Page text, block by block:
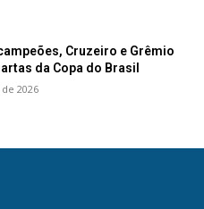
Cruzeiro e Grêmio
da Copa do Brasil
2026